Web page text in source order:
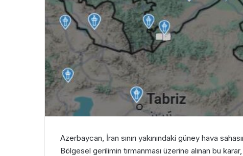
Azerbaycan, İran sınırı yakınındaki güney hava
Bölgesel gerilimin tırmanması üzerine alınan bu